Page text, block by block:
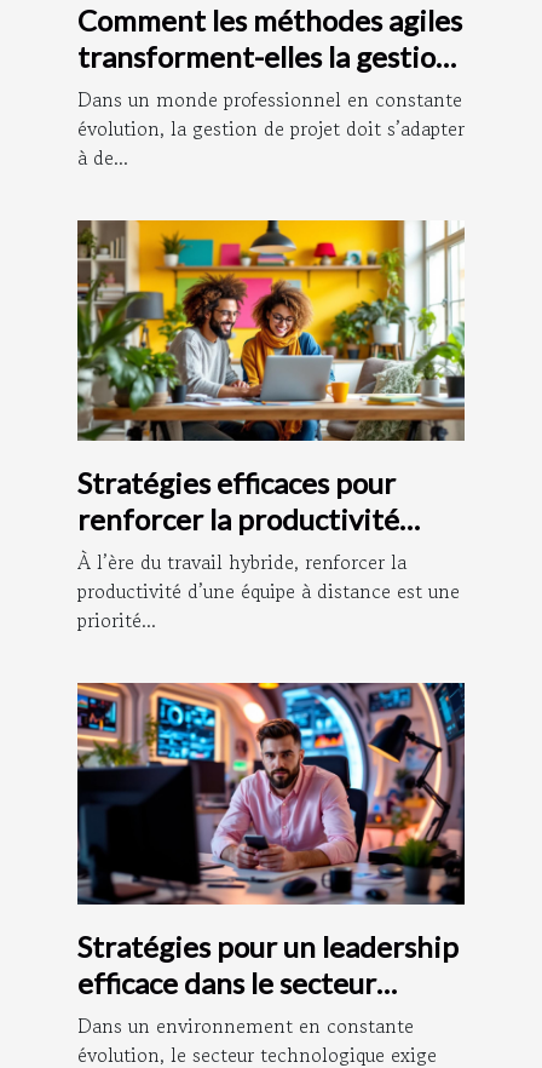
Comment les méthodes agiles
transforment-elles la gestion
de projet ?
Dans un monde professionnel en constante
évolution, la gestion de projet doit s’adapter
à de...
Stratégies efficaces pour
renforcer la productivité
d’équipe à distance
À l’ère du travail hybride, renforcer la
productivité d’une équipe à distance est une
priorité...
Stratégies pour un leadership
efficace dans le secteur
technologique
Dans un environnement en constante
évolution, le secteur technologique exige